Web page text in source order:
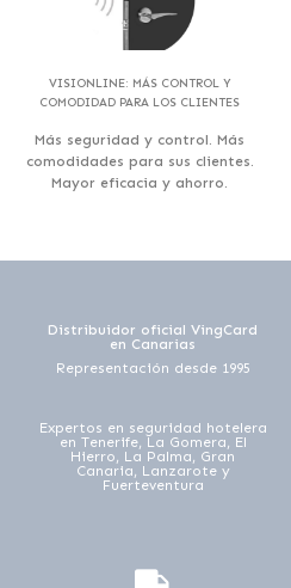
VISIONLINE: MÁS CONTROL Y
COMODIDAD PARA LOS CLIENTES
Más seguridad y control. Más
comodidades para sus clientes.
Mayor eficacia y ahorro.
Distribuidor oficial VingCard
en Canarias
Representación desde 1995
Expertos en seguridad hotelera
en Tenerife, La Gomera, El
Hierro, La Palma, Gran
Canaria, Lanzarote y
Fuerteventura